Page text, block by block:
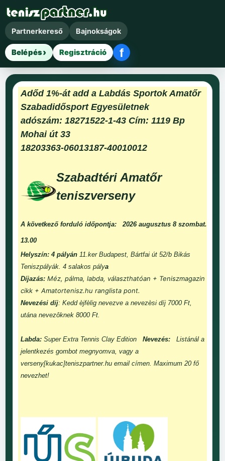
Partnerkereső Bajnokságok
Belépés Regisztráció fFacebook belépés
Adőd 1%-át add a Labdás Sportok Amatőr
Szabadidősport Egyesületnek
adószám: 18271522-1-43 Cím: 1119 Bp
Mohai út 33
18203363-06013187-40010012
Szabadtéri Amatőr
teniszverseny
A következő forduló időpontja: 2026 augusztus 8 szombat.
13.00
Helyszín: 4 pályán 11.ker Budapest, Bártfai út 52/b Bikás
Teniszpályák. 4 salakos pálya
Díjazás: Méz, pálma, labda, választhatóan + Teniszmagazin
cikk + Amatortenisz.hu ranglista pont.
Nevezési díj: Kedd èjfèlig nevezve a nevezèsi díj 7000 Ft,
utána nevezôknek 8000 Ft.
Labda: Super Extra Tennis Clay Edition Nevezés:
Listánál a
jelentkezés gombot megnyomva, vagy a
verseny[kukac]teniszpartner.hu email címen. Maximum 20 fő
nevezhet!